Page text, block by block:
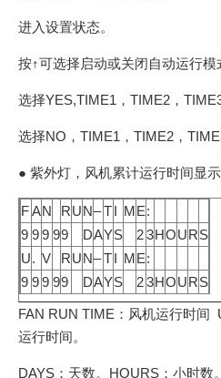
进入设置状态。
按↑可选择启动或关闭自动运行
选择YES,TIME1，TIME2，
选择NO，TIME1，TIME2，
● 紫外灯，风机累计运行时间显示
FAN RUN–TI ME:
9 99 99 DAYS 23HOURS
U. V RUN–TI ME:
9 99 99 DAYS 23HOURS
FAN RUN TIME：风机运行时间
运行时间。
DAYS：天数。HOURS：小时数。